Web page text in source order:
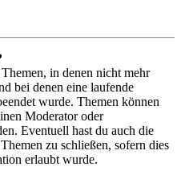
in denen nicht mehr
bei denen eine laufende
wurde. Themen können
Moderator oder
Eventuell hast du auch die
zu schließen, sofern dies
erlaubt wurde.